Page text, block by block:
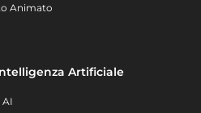
Animato
Artificiale
AI